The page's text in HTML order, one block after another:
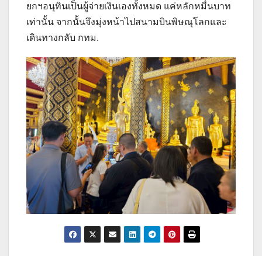
ยกฯอนุทินเป็นผู้จ่ายเงินเองทั้งหมด แค่หลักหมื่นบาท
เท่านั้น จากนั้นจึงมุ่งหน้าไปสนามบินพิษณุโลกและ
เดินทางกลับ กทม.